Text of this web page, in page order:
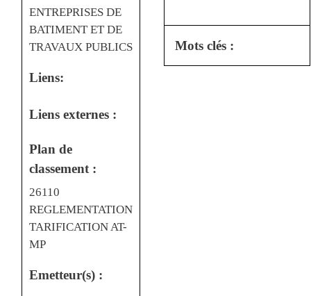
ENTREPRISES DE
BATIMENT ET DE
TRAVAUX PUBLICS
Liens:
Liens externes :
Plan de
classement :
26110
REGLEMENTATION
TARIFICATION AT-
MP
Emetteur(s) :
Mots clés :